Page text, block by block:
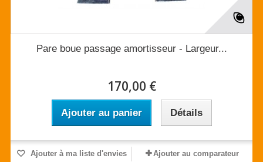
Pare boue passage amortisseur - Largeur...
170,00 €
Ajouter au panier Détails
Ajouter à ma liste d'envies Ajouter au comparateur